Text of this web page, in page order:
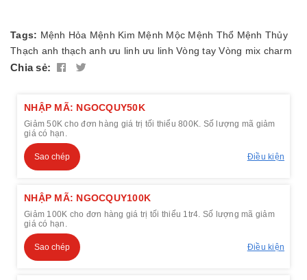
Tags: Mệnh Hỏa Mệnh Kim Mệnh Mộc Mệnh Thổ Mệnh Thủy
Thạch anh thạch anh ưu linh ưu linh Vòng tay Vòng mix charm
Chia sẻ:
NHẬP MÃ: NGOCQUY50K
Giảm 50K cho đơn hàng giá trị tối thiểu 800K. Số lượng mã giảm
giá có hạn.
Sao chép Điều kiện
NHẬP MÃ: NGOCQUY100K
Giảm 100K cho đơn hàng giá trị tối thiểu 1tr4. Số lượng mã giảm
giá có hạn.
Sao chép Điều kiện